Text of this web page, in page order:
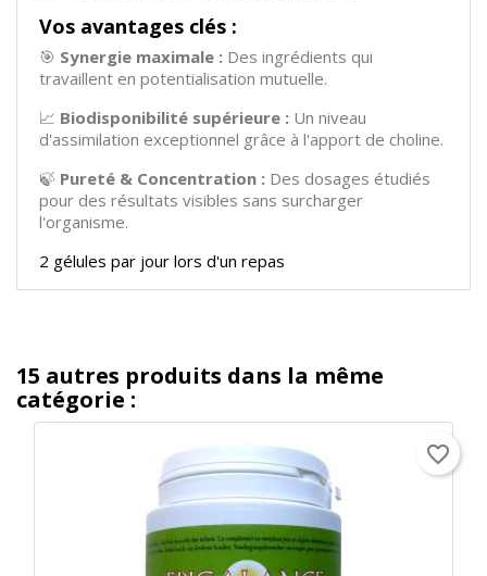
Vos avantages clés :
🎯 Synergie maximale : Des ingrédients qui
travaillent en potentialisation mutuelle.
📈 Biodisponibilité supérieure : Un niveau
d'assimilation exceptionnel grâce à l'apport de choline.
🍃 Pureté & Concentration : Des dosages étudiés
pour des résultats visibles sans surcharger
l'organisme.
2 gélules par jour lors d'un repas
15 autres produits dans la même
catégorie :
favorite_border